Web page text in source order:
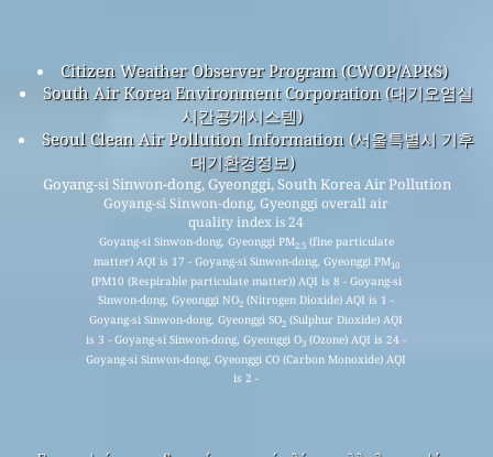
Citizen Weather Observer Program (CWOP/APRS)
South Air Korea Environment Corporation (대기오염실
시간공개시스템)
Seoul Clean Air Pollution Information (서울특별시 기후
대기환경정보)
Goyang-si Sinwon-dong, Gyeonggi, South Korea Air Pollution
Goyang-si Sinwon-dong, Gyeonggi overall air
quality index is 24
Goyang-si Sinwon-dong, Gyeonggi PM2.5(fine particulate
matter) AQI is 17 - Goyang-si Sinwon-dong, Gyeonggi PM10
(PM10 (Respirable particulate matter)) AQI is 8 - Goyang-si
Sinwon-dong, Gyeonggi NO2 (Nitrogen Dioxide) AQI is 1 -
Goyang-si Sinwon-dong, Gyeonggi SO2 (Sulphur Dioxide) AQI
is 3 - Goyang-si Sinwon-dong, Gyeonggi O3 (Ozone) AQI is 24 -
Goyang-si Sinwon-dong, Gyeonggi CO (Carbon Monoxide) AQI
is 2 -